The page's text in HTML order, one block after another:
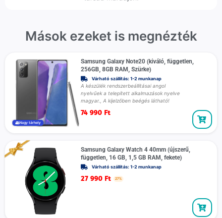
Mások ezeket is megnézték
Nagy tárhely
Samsung Galaxy Note20 (kiváló, független,
256GB, 8GB RAM, Szürke)
Várható szállítás: 1-2 munkanap
A készülék rendszerbeállításai angol
nyelvűek a telepített alkalmazások nyelve
magyar., A kijelzőben beégés látható!
74 990 Ft
Samsung Galaxy Watch 4 40mm (újszerű,
független, 16 GB, 1,5 GB RAM, fekete)
Várható szállítás: 1-2 munkanap
27 990 Ft 27%